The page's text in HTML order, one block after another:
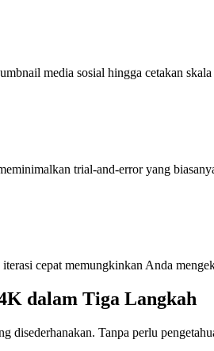
media sosial hingga cetakan
trial-and-error yang
cepat memungkinkan Anda
dalam Tiga Langkah
disederhanakan. Tanpa perlu